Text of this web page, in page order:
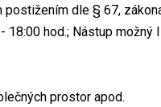
dle § 67,
hod.; Nástup možný
prostor apod.